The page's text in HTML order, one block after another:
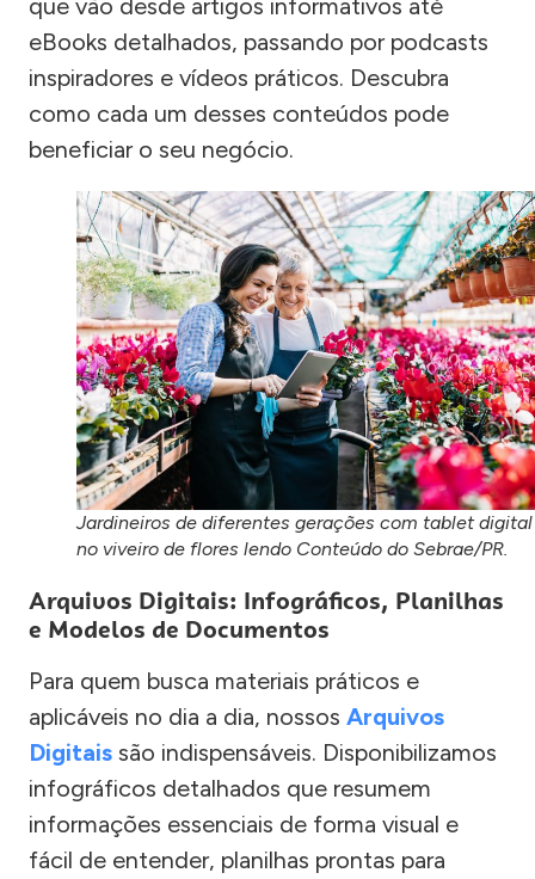
que vão desde artigos informativos até
eBooks detalhados, passando por podcasts
inspiradores e vídeos práticos. Descubra
como cada um desses conteúdos pode
beneficiar o seu negócio.
Jardineiros de diferentes gerações com tablet digital
no viveiro de flores lendo Conteúdo do Sebrae/PR.
Arquivos Digitais: Infográficos, Planilhas
e Modelos de Documentos
Para quem busca materiais práticos e
aplicáveis no dia a dia, nossos Arquivos
Digitais são indispensáveis. Disponibilizamos
infográficos detalhados que resumem
informações essenciais de forma visual e
fácil de entender, planilhas prontas para